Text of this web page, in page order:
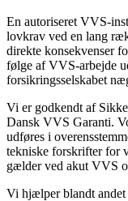
En autoriseret VVS-
lovkrav ved en lang
direkte konsekvenser
følge af VVS-arbejde
forsikringsselskabet
Vi er godkendt af
Dansk VVS Garanti.
udføres i
tekniske forskrifter for
gælder ved akut VVS
Vi hjælper blandt andet